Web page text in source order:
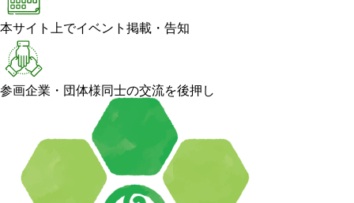
本サイト上でイベント掲載・告知
参画企業・団体様同士の交流を後押し